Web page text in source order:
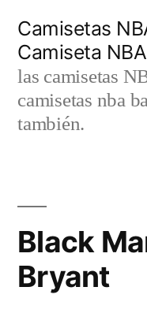
contenido
Camisetas
Camiseta NBA
las camisetas
camisetas nba
también.
Black
Bryant